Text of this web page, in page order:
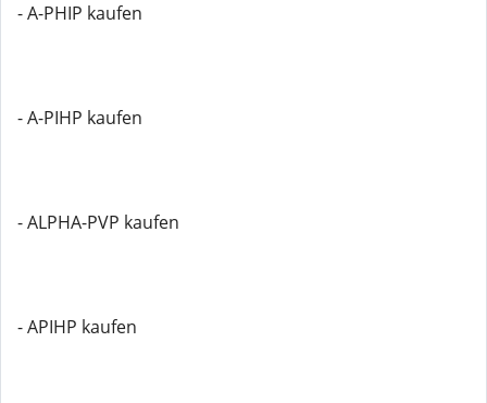
- A-PHIP kaufen
- A-PIHP kaufen
- ALPHA-PVP kaufen
- APIHP kaufen